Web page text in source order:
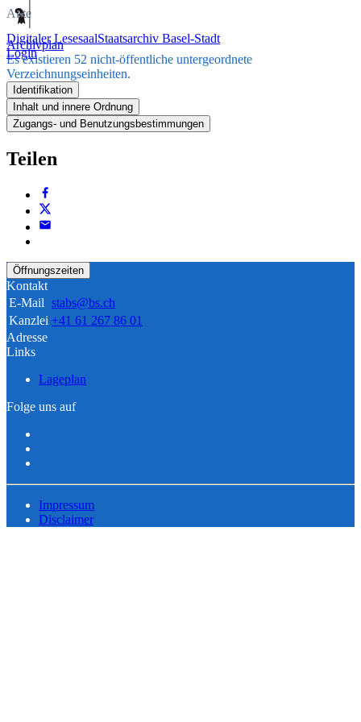
Digitaler LesesaalStaatsarchiv Basel-Stadt
Login
Akte
Archivplan
Es existieren 52 nicht-öffentliche untergeordnete
Verzeichnungseinheiten.
Identifikation
Inhalt und innere Ordnung
Zugangs- und Benutzungsbestimmungen
Teilen
Öffnungszeiten
Kontakt
E-Mail stabs@bs.ch
Kanzlei +41 61 267 86 01
Adresse
Links
Lageplan
Folge uns auf
Impressum
Disclaimer